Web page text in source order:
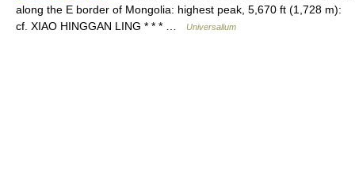
along the E border of Mongolia: highest peak, 5,670 ft (1,728 m):
cf. XIAO HINGGAN LING * * * …
Universalium